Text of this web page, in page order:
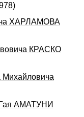
ХАРЛАМОВА
КРАСКО
Михайловича
АМАТУHИ